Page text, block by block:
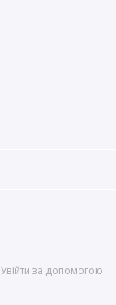
Увійти за допомогою